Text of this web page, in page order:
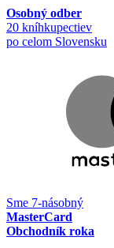
Osobný odber
20 kníhkupectiev
po celom Slovensku
Sme 7-násobný
MasterCard
Obchodník roka